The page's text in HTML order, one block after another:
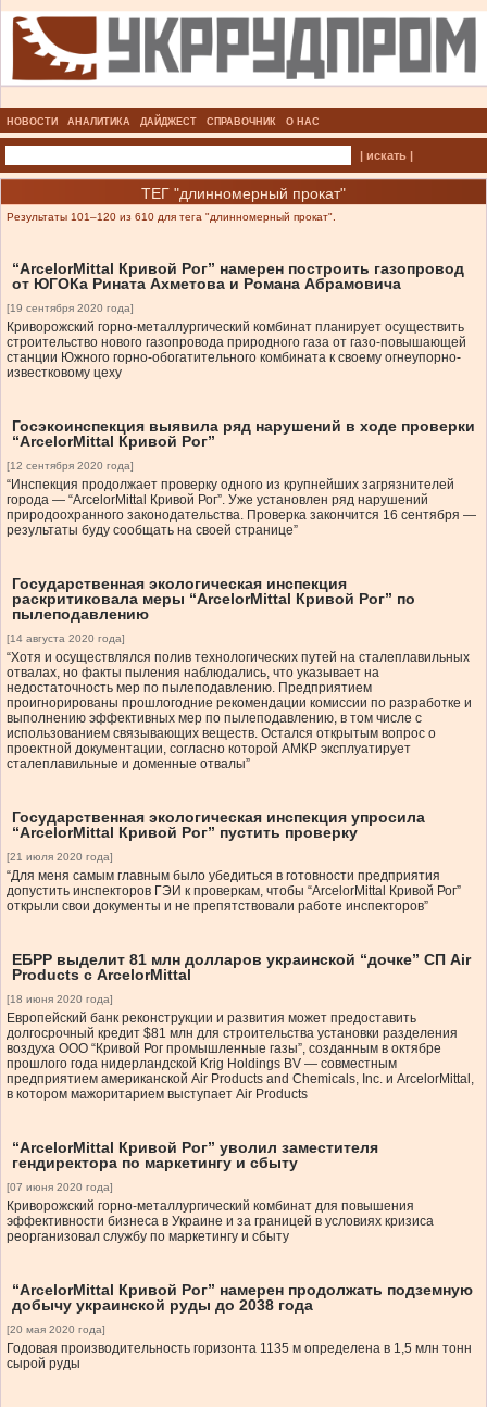
НОВОСТИ АНАЛИТИКА ДАЙДЖЕСТ СПРАВОЧНИК О НАС
| искать |
ТЕГ "длинномерный прокат"
Результаты 101–120 из 610 для тега "длинномерный прокат".
“ArcelorMittal Кривой Рог” намерен построить газопровод
от ЮГОКа Рината Ахметова и Романа Абрамовича
[19 сентября 2020 года]
Криворожский горно-металлургический комбинат планирует осуществить
строительство нового газопровода природного газа от газо-повышающей
станции Южного горно-обогатительного комбината к своему огнеупорно-
известковому цеху
Госэкоинспекция выявила ряд нарушений в ходе проверки
“ArcelorMittal Кривой Рог”
[12 сентября 2020 года]
“Инспекция продолжает проверку одного из крупнейших загрязнителей
города — “ArcelorMittal Кривой Рог”. Уже установлен ряд нарушений
природоохранного законодательства. Проверка закончится 16 сентября —
результаты буду сообщать на своей странице”
Государственная экологическая инспекция
раскритиковала меры “ArcelorMittal Кривой Рог” по
пылеподавлению
[14 августа 2020 года]
“Хотя и осуществлялся полив технологических путей на сталеплавильных
отвалах, но факты пыления наблюдались, что указывает на
недостаточность мер по пылеподавлению. Предприятием
проигнорированы прошлогодние рекомендации комиссии по разработке и
выполнению эффективных мер по пылеподавлению, в том числе с
использованием связывающих веществ. Остался открытым вопрос о
проектной документации, согласно которой АМКР эксплуатирует
сталеплавильные и доменные отвалы”
Государственная экологическая инспекция упросила
“ArcelorMittal Кривой Рог” пустить проверку
[21 июля 2020 года]
“Для меня самым главным было убедиться в готовности предприятия
допустить инспекторов ГЭИ к проверкам, чтобы “ArcelorMittal Кривой Рог”
открыли свои документы и не препятствовали работе инспекторов”
ЕБРР выделит 81 млн долларов украинской “дочке” СП Air
Products с ArcelorMittal
[18 июня 2020 года]
Европейский банк реконструкции и развития может предоставить
долгосрочный кредит $81 млн для строительства установки разделения
воздуха ООО “Кривой Рог промышленные газы”, созданным в октябре
прошлого года нидерландской Krig Holdings BV — совместным
предприятием американской Air Products and Chemicals, Inc. и ArcelorMittal,
в котором мажоритарием выступает Air Products
“ArcelorMittal Кривой Рог” уволил заместителя
гендиректора по маркетингу и сбыту
[07 июня 2020 года]
Криворожский горно-металлургический комбинат для повышения
эффективности бизнеса в Украине и за границей в условиях кризиса
реорганизовал службу по маркетингу и сбыту
“ArcelorMittal Кривой Рог” намерен продолжать подземную
добычу украинской руды до 2038 года
[20 мая 2020 года]
Годовая производительность горизонта 1135 м определена в 1,5 млн тонн
сырой руды